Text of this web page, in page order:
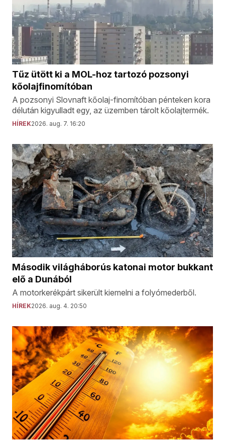
Tűz ütött ki a MOL-hoz tartozó pozsonyi
kőolajfinomítóban
A pozsonyi Slovnaft kőolaj-finomítóban pénteken kora
délután kigyulladt egy, az üzemben tárolt kőolajtermék.
HÍREK2026. aug. 7. 16:20
Második világháborús katonai motor bukkant
elő a Dunából
A motorkerékpárt sikerült kiemelni a folyómederből.
HÍREK2026. aug. 4. 20:50